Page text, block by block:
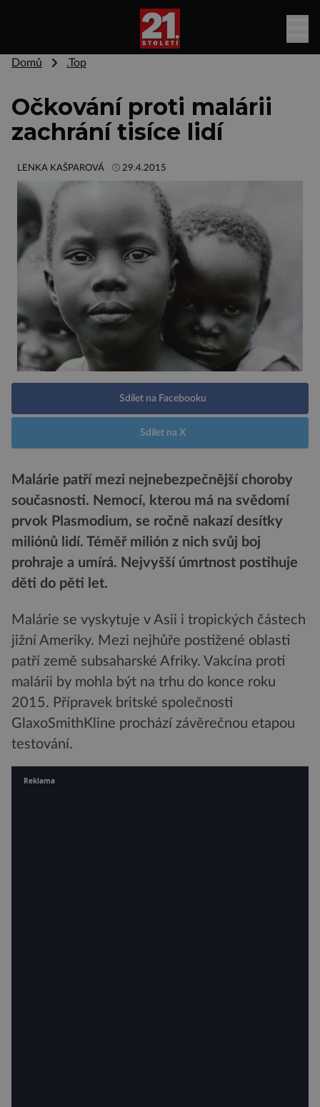
Domů .Top
Očkování proti malárii
zachrání tisíce lidí
LENKA KAŠPAROVÁ 29.4.2015
Sdílet na Facebooku
Sdílet na X
Malárie patří mezi nejnebezpečnější choroby
současnosti. Nemocí, kterou má na svědomí
prvok Plasmodium, se ročně nakazí desítky
miliónů lidí. Téměř milión z nich svůj boj
prohraje a umírá. Nejvyšší úmrtnost postihuje
děti do pěti let.
Malárie se vyskytuje v Asii i tropických částech
jižní Ameriky. Mezi nejhůře postižené oblasti
patří země subsaharské Afriky. Vakcína proti
malárii by mohla být na trhu do konce roku
2015. Přípravek britské společnosti
GlaxoSmithKline prochází závěrečnou etapou
testování.
Reklama